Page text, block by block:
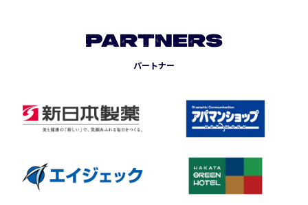
PARTNERS
パートナー